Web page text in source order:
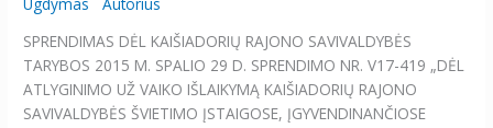
SPRENDIMAS DĖL KAIŠIADORIŲ RAJONO SAVIVALDYBĖS
TARYBOS 2015 M. SPALIO 29 D. SPRENDIMO NR. V17-419 „DĖL
ATLYGINIMO UŽ VAIKO IŠLAIKYMĄ KAIŠIADORIŲ RAJONO
SAVIVALDYBĖS ŠVIETIMO ĮSTAIGOSE, ĮGYVENDINANČIOSE
mokėjimą